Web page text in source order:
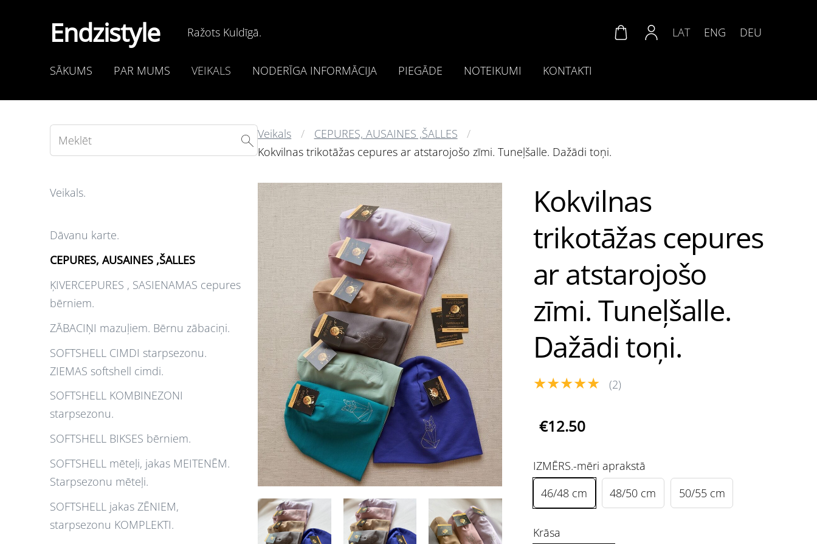
Endzistyle Ražots Kuldīgā.
SĀKUMS PAR MUMS VEIKALS NODERĪGA INFORMĀCIJA PIEGĀDE NOTEIKUMI KONTAKTI
LAT ENG DEU
Veikals.
Dāvanu karte.
CEPURES, AUSAINES ,ŠALLES
ĶIVERCEPURES , SASIENAMAS cepures
bērniem.
ZĀBACIŅI mazuļiem. Bērnu zābaciņi.
SOFTSHELL CIMDI starpsezonu.
ZIEMAS softshell cimdi.
SOFTSHELL KOMBINEZONI
starpsezonu.
SOFTSHELL BIKSES bērniem.
SOFTSHELL mēteļi, jakas MEITENĒM.
Starpsezonu mēteļi.
SOFTSHELL jakas ZĒNIEM,
starpsezonu KOMPLEKTI.
Veikals
CEPURES, AUSAINES ,ŠALLES
Kokvilnas trikotāžas cepures ar atstarojošo zīmi. Tuneļšalle. Dažādi toņi.
Kokvilnas
trikotāžas cepures
ar atstarojošo
zīmi. Tuneļšalle.
Dažādi toņi.
★★★★★ (2)
€12.50
IZMĒRS.-mēri aprakstā
46/48 cm
48/50 cm 50/55 cm
Krāsa